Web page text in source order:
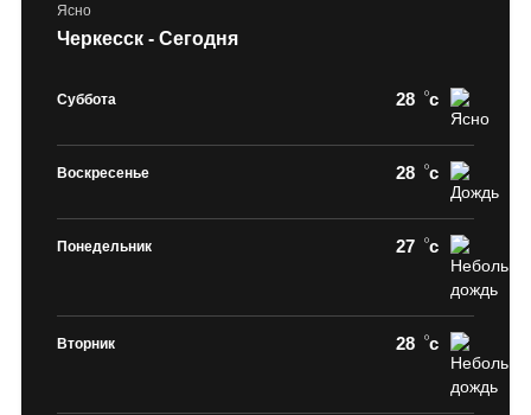
Ясно
Черкесск - Сегодня
Суббота 28 c
Воскресенье 28 c
Понедельник 27 c
Вторник 28 c